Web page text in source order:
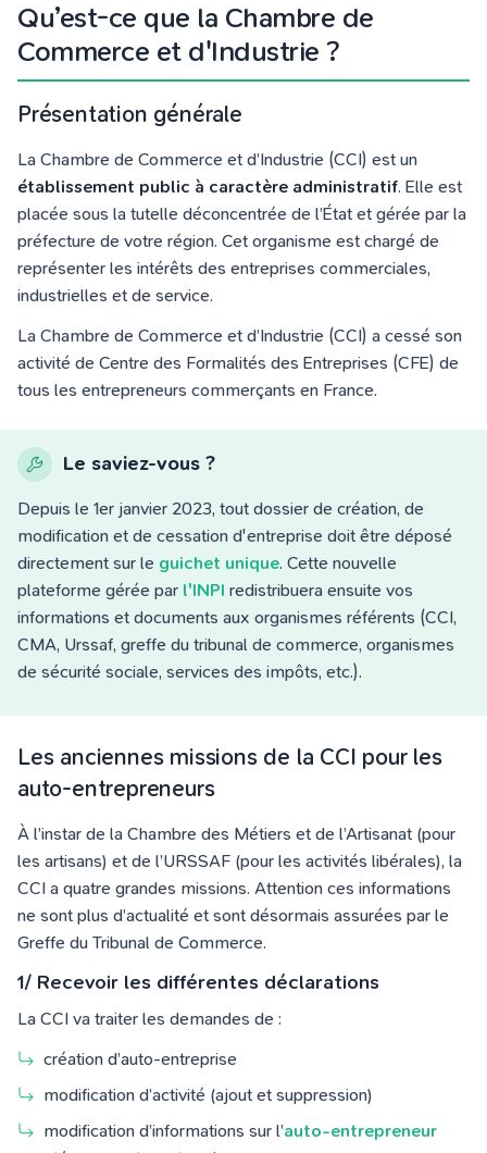
Qu’est-ce que la Chambre de
Commerce et d'Industrie ?
Présentation générale
La Chambre de Commerce et d’Industrie (CCI) est un
établissement public à caractère administratif. Elle est
placée sous la tutelle déconcentrée de l’État et gérée par la
préfecture de votre région. Cet organisme est chargé de
représenter les intérêts des entreprises commerciales,
industrielles et de service.
La Chambre de Commerce et d’Industrie (CCI) a cessé son
activité de Centre des Formalités des Entreprises (CFE) de
tous les entrepreneurs commerçants en France.
Le saviez-vous ?
Depuis le 1er janvier 2023, tout dossier de création, de
modification et de cessation d'entreprise doit être déposé
directement sur le guichet unique. Cette nouvelle
plateforme gérée par l'INPI redistribuera ensuite vos
informations et documents aux organismes référents (CCI,
CMA, Urssaf, greffe du tribunal de commerce, organismes
de sécurité sociale, services des impôts, etc.).
Les anciennes missions de la CCI pour les
auto-entrepreneurs
À l’instar de la Chambre des Métiers et de l’Artisanat (pour
les artisans) et de l’URSSAF (pour les activités libérales), la
CCI a quatre grandes missions. Attention ces informations
ne sont plus d’actualité et sont désormais assurées par le
Greffe du Tribunal de Commerce.
1/ Recevoir les différentes déclarations
La CCI va traiter les demandes de :
création d’auto-entreprise
modification d’activité (ajout et suppression)
modification d’informations sur l’auto-entrepreneur